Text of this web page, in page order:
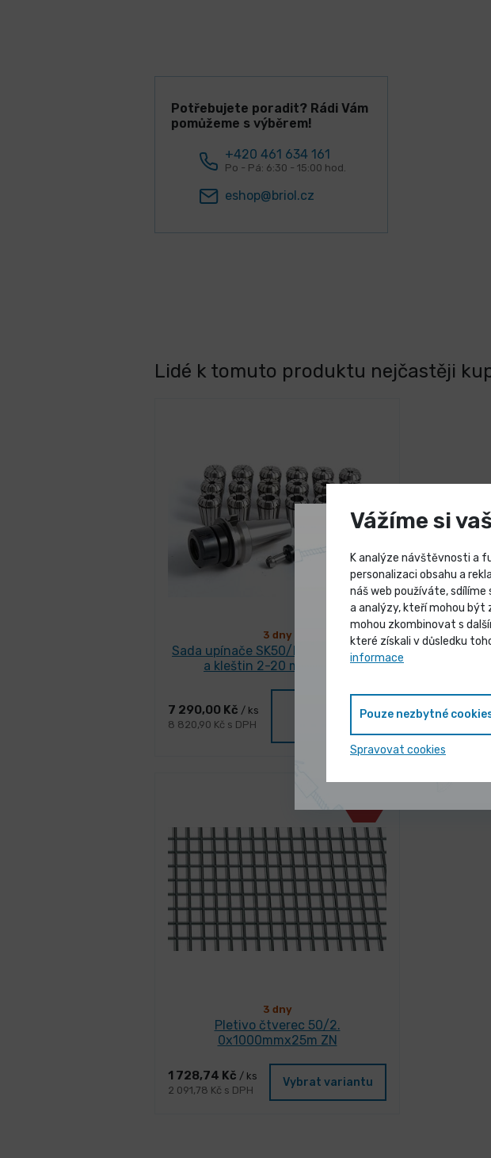
Potřebujete poradit? Rádi Vám
pomůžeme s výběrem!
+420 461 634 161
Po - Pá: 6:30 - 15:00 hod.
eshop@briol.cz
Lidé k tomuto produktu nejčastěji
3 dny
Sada upínače SK50/DIN2080/ER32
a kleštin 2-20 mm (18 ks)
7 290,00 Kč / ks
8 820,90 Kč s DPH
3 dny
Pletivo čtverec 50/2.
0x1000mmx25m ZN
1 728,74 Kč / ks
2 091,78 Kč s DPH
Vybrat variantu
Vážíme si
K analýze návštěvnosti a
personalizaci obsahu a
náš web používáte,
a analýzy, kteří mohou být
mohou zkombinovat s
které získali v důsledku
informace
Pouze nezbytné
Spravovat cookies
Výprodej